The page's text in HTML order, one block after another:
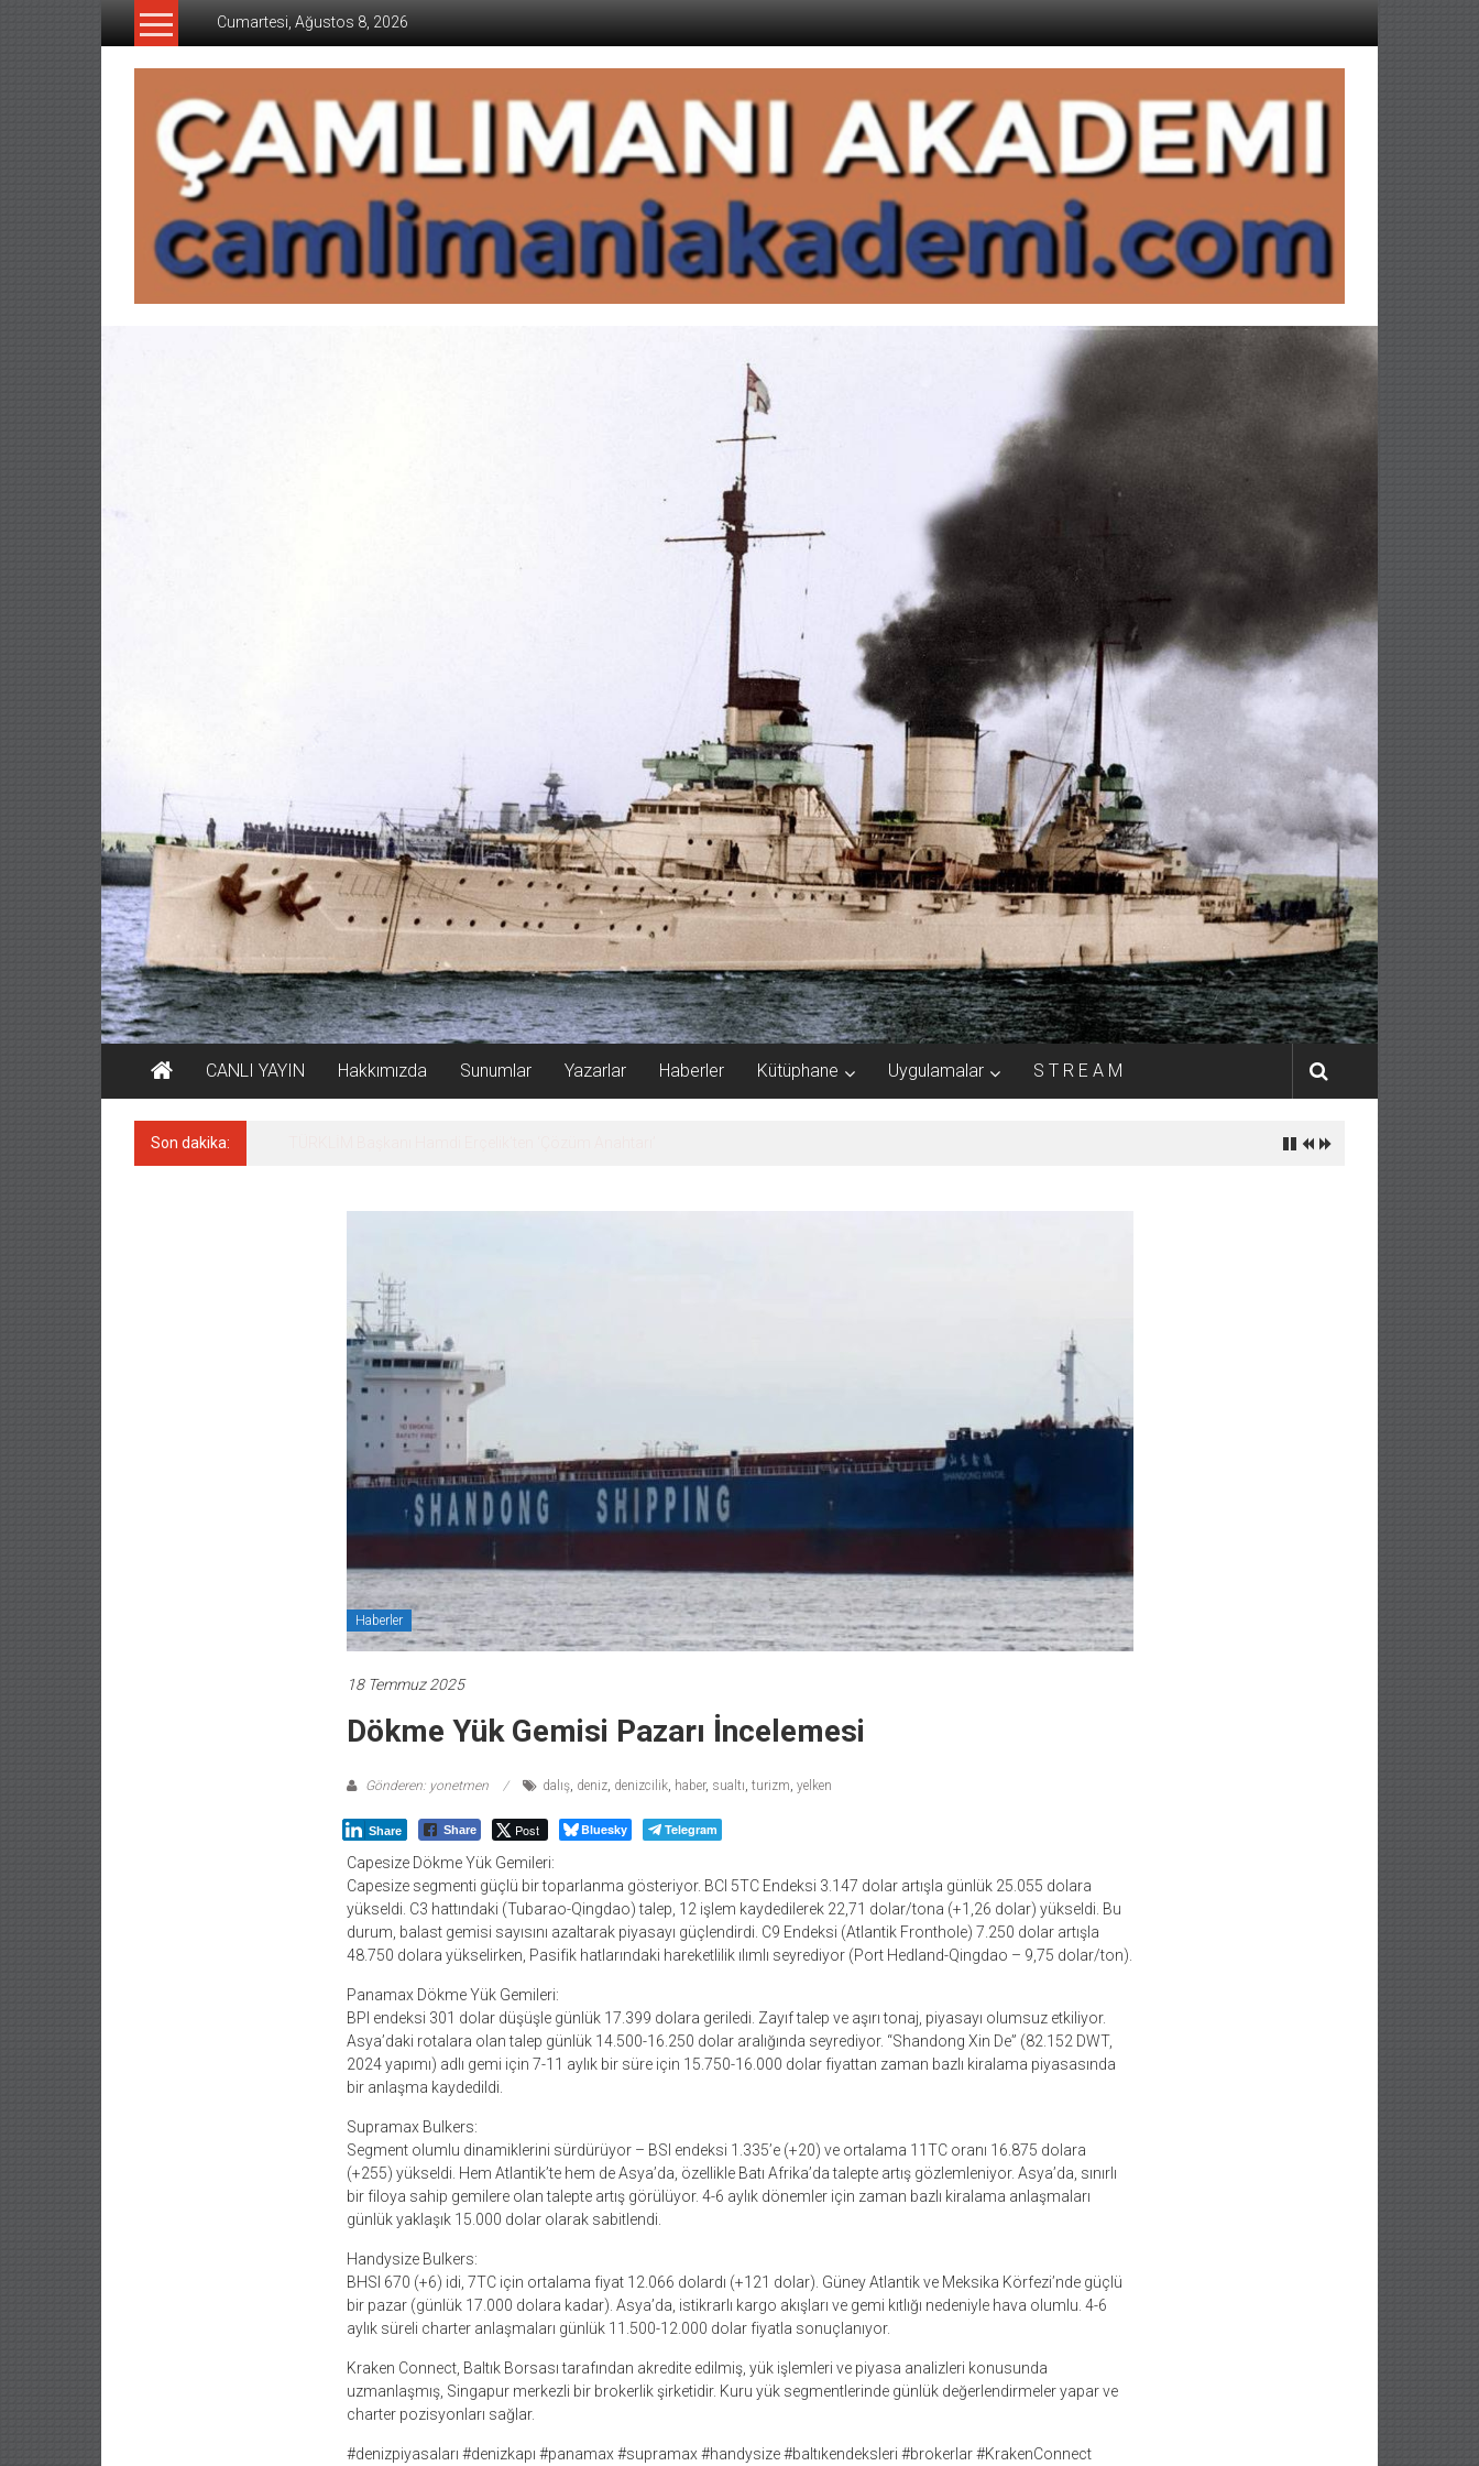
İçeriğe
Cumartesi, Ağustos 8, 2026
CAMLIMANI
AKADEMI
CANLI YAYIN Hakkımızda Sunumlar Yazarlar Haberler Kütüphane Uygulamalar S T R E A M
Son dakika:
Haberler
18 Temmuz 2025
Dökme Yük Gemisi Pazarı İncelemesi
Gönderen: yonetmen dalış, deniz, denizcilik, haber, sualtı, turizm, yelken
Share Share Post Bluesky Telegram
Capesize Dökme Yük Gemileri:
Capesize segmenti güçlü bir toparlanma gösteriyor. BCI 5TC Endeksi 3.147 dolar artışla günlük 25.055 dolara
yükseldi. C3 hattındaki (Tubarao-Qingdao) talep, 12 işlem kaydedilerek 22,71 dolar/tona (+1,26 dolar) yükseldi. Bu
durum, balast gemisi sayısını azaltarak piyasayı güçlendirdi. C9 Endeksi (Atlantik Fronthole) 7.250 dolar artışla
48.750 dolara yükselirken, Pasifik hatlarındaki hareketlilik ılımlı seyrediyor (Port Hedland-Qingdao – 9,75 dolar/ton).
Panamax Dökme Yük Gemileri:
BPI endeksi 301 dolar düşüşle günlük 17.399 dolara geriledi. Zayıf talep ve aşırı tonaj, piyasayı olumsuz etkiliyor.
Asya’daki rotalara olan talep günlük 14.500-16.250 dolar aralığında seyrediyor. “Shandong Xin De” (82.152 DWT,
2024 yapımı) adlı gemi için 7-11 aylık bir süre için 15.750-16.000 dolar fiyattan zaman bazlı kiralama piyasasında
bir anlaşma kaydedildi.
Supramax Bulkers:
Segment olumlu dinamiklerini sürdürüyor – BSI endeksi 1.335’e (+20) ve ortalama 11TC oranı 16.875 dolara
(+255) yükseldi. Hem Atlantik’te hem de Asya’da, özellikle Batı Afrika’da talepte artış gözlemleniyor. Asya’da, sınırlı
bir filoya sahip gemilere olan talepte artış görülüyor. 4-6 aylık dönemler için zaman bazlı kiralama anlaşmaları
günlük yaklaşık 15.000 dolar olarak sabitlendi.
Handysize Bulkers:
BHSI 670 (+6) idi, 7TC için ortalama fiyat 12.066 dolardı (+121 dolar). Güney Atlantik ve Meksika Körfezi’nde güçlü
bir pazar (günlük 17.000 dolara kadar). Asya’da, istikrarlı kargo akışları ve gemi kıtlığı nedeniyle hava olumlu. 4-6
aylık süreli charter anlaşmaları günlük 11.500-12.000 dolar fiyatla sonuçlanıyor.
Kraken Connect, Baltık Borsası tarafından akredite edilmiş, yük işlemleri ve piyasa analizleri konusunda
uzmanlaşmış, Singapur merkezli bir brokerlik şirketidir. Kuru yük segmentlerinde günlük değerlendirmeler yapar ve
charter pozisyonları sağlar.
#denizpiyasaları #denizkapı #panamax #supramax #handysize #baltıkendeksleri #brokerlar #KrakenConnect